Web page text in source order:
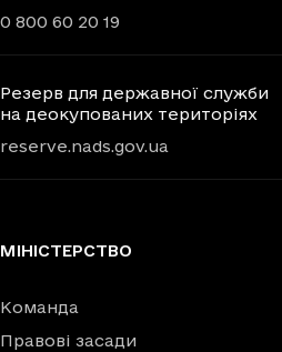
0 800 60 20 19
Резерв для державної служби
на деокупованих територіях
reserve.nads.gov.ua
МІНІСТЕРСТВО
Команда
Правові засади